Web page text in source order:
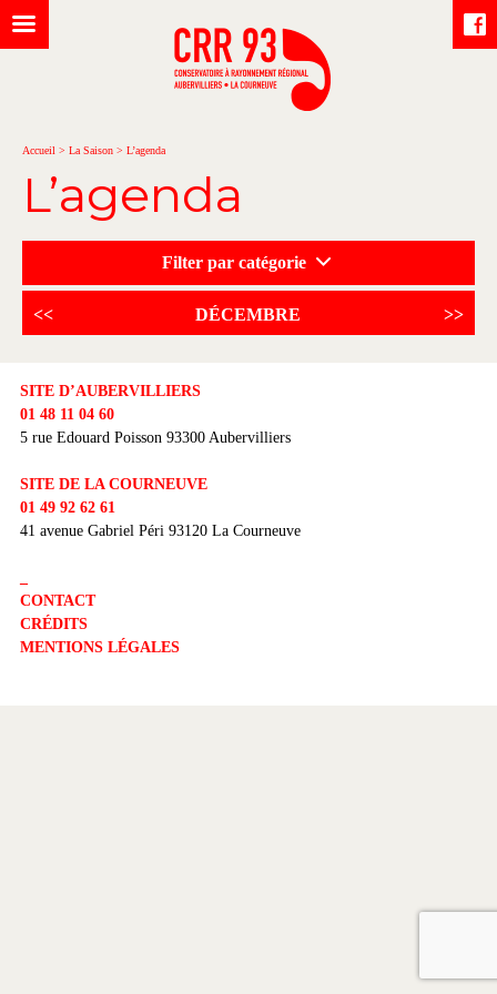
Accueil > La Saison > L’agenda
L’agenda
Filter par catégorie
<< DÉCEMBRE >>
SITE D’AUBERVILLIERS
01 48 11 04 60
5 rue Edouard Poisson 93300 Aubervilliers
SITE DE LA COURNEUVE
01 49 92 62 61
41 avenue Gabriel Péri 93120 La Courneuve
CONTACT
CRÉDITS
MENTIONS LÉGALES